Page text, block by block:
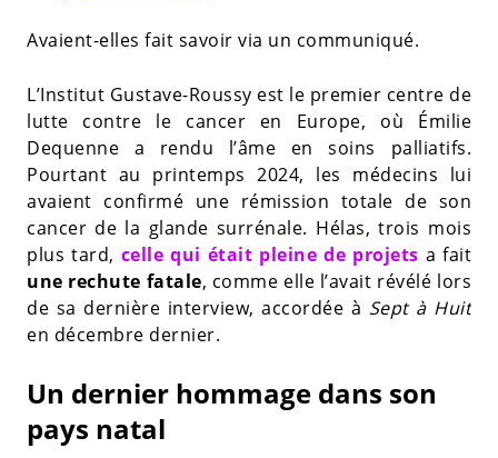
Avaient-elles fait savoir via un communiqué.
L’Institut Gustave-Roussy est le premier centre de
lutte contre le cancer en Europe, où Émilie
Dequenne a rendu l’âme en soins palliatifs.
Pourtant au printemps 2024, les médecins lui
avaient confirmé une rémission totale de son
cancer de la glande surrénale. Hélas, trois mois
plus tard, celle qui était pleine de projets a fait
une rechute fatale, comme elle l’avait révélé lors
de sa dernière interview, accordée à Sept à Huit
en décembre dernier.
Un dernier hommage dans son
pays natal